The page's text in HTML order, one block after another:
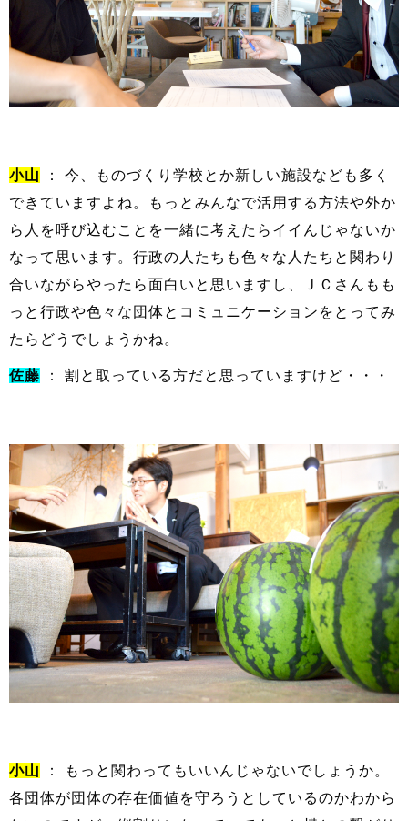
小山
： 今、ものづくり学校とか新しい施設なども多く
できていますよね。もっとみんなで活用する方法や外か
ら人を呼び込むことを一緒に考えたらイイんじゃないか
なって思います。行政の人たちも色々な人たちと関わり
合いながらやったら面白いと思いますし、ＪＣさんもも
っと行政や色々な団体とコミュニケーションをとってみ
たらどうでしょうかね。
佐藤 ： 割と取っている方だと思っていますけど・・・
小山
： もっと関わってもいいんじゃないでしょうか。
各団体が団体の存在価値を守ろうとしているのかわから